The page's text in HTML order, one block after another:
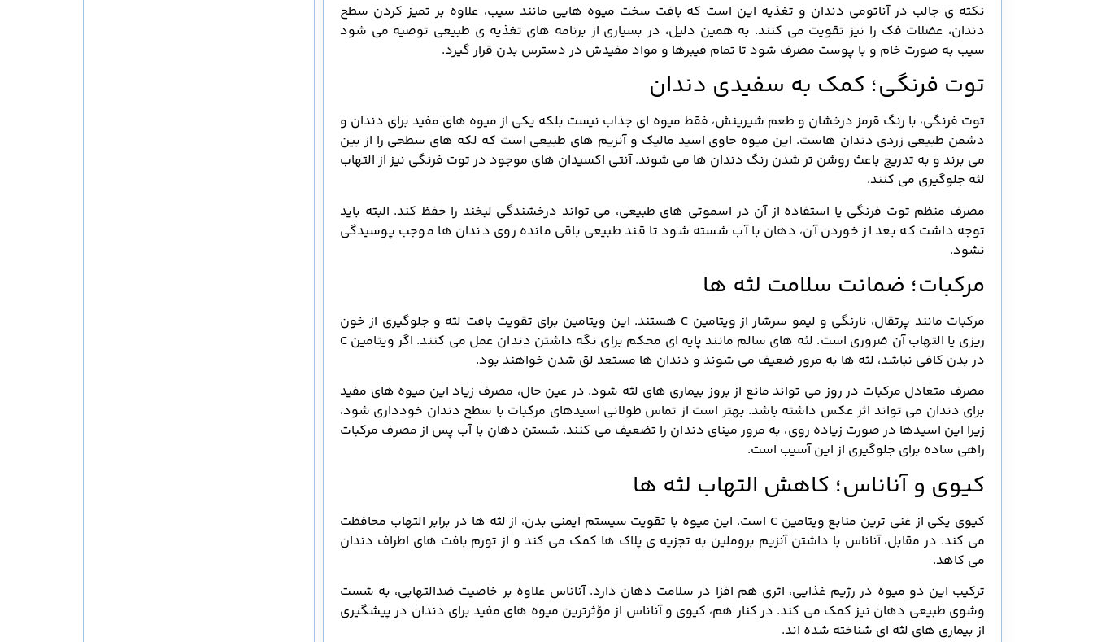
نکته ی جالب در آناتومی دندان و تغذیه این است که بافت سخت میوه هایی مانند سیب، علاوه بر تمیز کردن سطح
دندان، عضلات فک را نیز تقویت می کنند. به همین دلیل، در بسیاری از برنامه های تغذیه ی طبیعی توصیه می شود
سیب به صورت خام و با پوست مصرف شود تا تمام فیبرها و مواد مفیدش در دسترس بدن قرار گیرد.
توت فرنگی؛ کمک به سفیدی دندان
توت فرنگی، با رنگ قرمز درخشان و طعم شیرینش، فقط میوه ای جذاب نیست بلکه یکی از میوه های مفید برای دندان و
دشمن طبیعی زردی دندان هاست. این میوه حاوی اسید مالیك و آنزیم های طبیعی است که لکه های سطحی را از بین
می برند و به تدریج باعث روشن تر شدن رنگ دندان ها می شوند. آنتی اکسیدان های موجود در توت فرنگی نیز از التهاب
لثه جلوگیری می کنند.
مصرف منظم توت فرنگی یا استفاده از آن در اسموتی های طبیعی، می تواند درخشندگی لبخند را حفظ کند. البته باید
توجه داشت که بعد از خوردن آن، دهان با آب شسته شود تا قند طبیعی باقی مانده روی دندان ها موجب پوسیدگی
نشود.
مرکبات؛ ضمانت سلامت لثه ها
مرکبات مانند پرتقال، نارنگی و لیمو سرشار از ویتامین C هستند. این ویتامین برای تقویت بافت لثه و جلوگیری از خون
ریزی یا التهاب آن ضروری است. لثه های سالم مانند پایه ای محکم برای نگه داشتن دندان عمل می کنند. اگر ویتامین C
در بدن کافی نباشد، لثه ها به مرور ضعیف می شوند و دندان ها مستعد لق شدن خواهند بود.
مصرف متعادل مرکبات در روز می تواند مانع از بروز بیماری های لثه شود. در عین حال، مصرف زیاد این میوه های مفید
برای دندان می تواند اثر عکس داشته باشد. بهتر است از تماس طولانی اسیدهای مرکبات با سطح دندان خودداری شود،
زیرا این اسیدها در صورت زیاده روی، به مرور مینای دندان را تضعیف می کنند. شستن دهان با آب پس از مصرف مرکبات
راهی ساده برای جلوگیری از این آسیب است.
کیوی و آناناس؛ کاهش التهاب لثه ها
کیوی یکی از غنی ترین منابع ویتامین C است. این میوه با تقویت سیستم ایمنی بدن، از لثه ها در برابر التهاب محافظت
می کند. در مقابل، آناناس با داشتن آنزیم بروملین به تجزیه ی پلاک ها کمک می کند و از تورم بافت های اطراف دندان
می کاهد.
ترکیب این دو میوه در رژیم غذایی، اثری هم افزا در سلامت دهان دارد. آناناس علاوه بر خاصیت ضدالتهابی، به شست
وشوی طبیعی دهان نیز کمک می کند. در کنار هم، کیوی و آناناس از مؤثرترین میوه های مفید برای دندان در پیشگیری
از بیماری های لثه ای شناخته شده اند.